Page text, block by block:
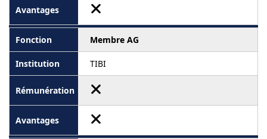
Membre AG
TIBI